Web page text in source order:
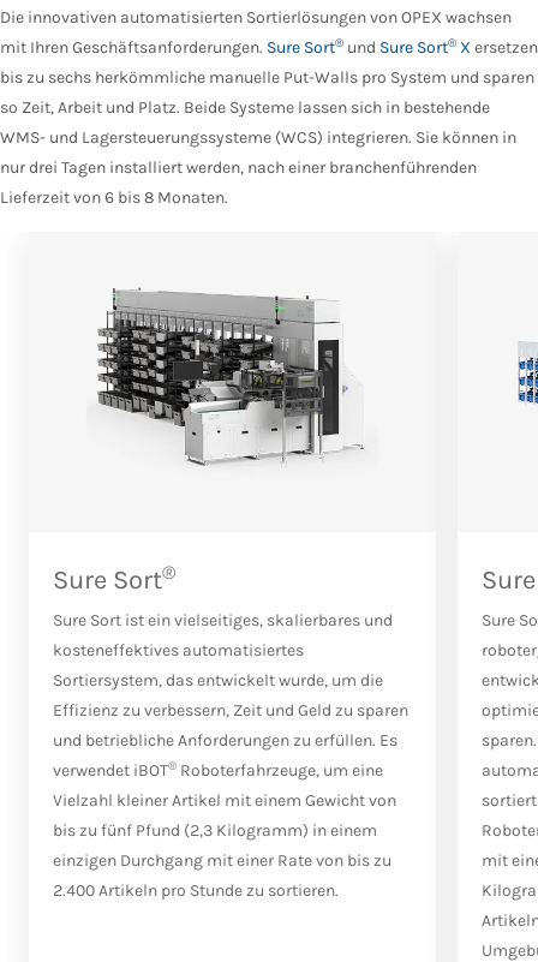
Die innovativen automatisierten Sortierlösungen von OPEX wachsen
mit Ihren Geschäftsanforderungen. Sure Sort® und Sure Sort® X ersetzen
bis zu sechs herkömmliche manuelle Put-Walls pro System und sparen
so Zeit, Arbeit und Platz. Beide Systeme lassen sich in bestehende
WMS- und Lagersteuerungssysteme (WCS) integrieren. Sie können in
nur drei Tagen installiert werden, nach einer branchenführenden
Lieferzeit von 6 bis 8 Monaten.
Sure Sort®
Sure Sort ist ein vielseitiges, skalierbares und
kosteneffektives automatisiertes
Sortiersystem, das entwickelt wurde, um die
Effizienz zu verbessern, Zeit und Geld zu sparen
und betriebliche Anforderungen zu erfüllen. Es
verwendet iBOT® Roboterfahrzeuge, um eine
Vielzahl kleiner Artikel mit einem Gewicht von
bis zu fünf Pfund (2,3 Kilogramm) in einem
einzigen Durchgang mit einer Rate von bis zu
2.400 Artikeln pro Stunde zu sortieren.
Sure
mit